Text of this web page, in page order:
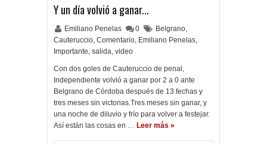
Y un día volvió a ganar...
Emiliano Penelas 0 Belgrano,
Cauteruccio, Comentario, Emiliano Penelas,
Importante, salida, video
Con dos goles de Cauteruccio de penal,
Independiente volvió a ganar por 2 a 0 ante
Belgrano de Córdoba después de 13 fechas y
tres meses sin victorias.Tres meses sin ganar, y
una noche de diluvio y frío para volver a festejar.
Así están las cosas en … Leer más »